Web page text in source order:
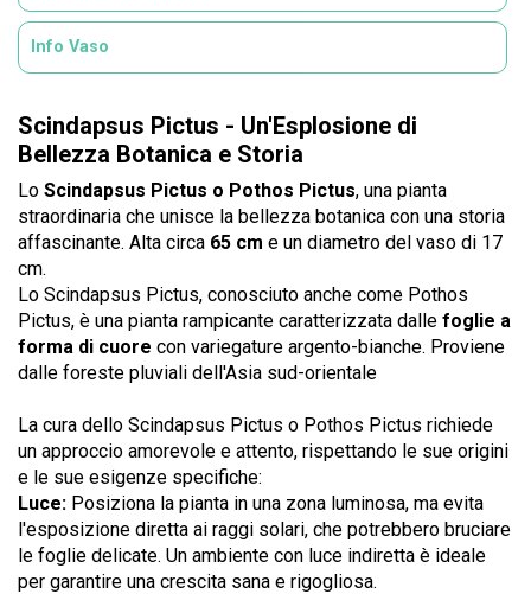
Info Vaso
Scindapsus Pictus - Un'Esplosione di
Bellezza Botanica e Storia
Lo Scindapsus Pictus o Pothos Pictus, una pianta
straordinaria che unisce la bellezza botanica con una storia
affascinante. Alta circa 65 cm e un diametro del vaso di 17
cm.
Lo Scindapsus Pictus, conosciuto anche come Pothos
Pictus, è una pianta rampicante caratterizzata dalle foglie a
forma di cuore con variegature argento-bianche. Proviene
dalle foreste pluviali dell'Asia sud-orientale
La cura dello Scindapsus Pictus o Pothos Pictus richiede
un approccio amorevole e attento, rispettando le sue origini
e le sue esigenze specifiche:
Luce: Posiziona la pianta in una zona luminosa, ma evita
l'esposizione diretta ai raggi solari, che potrebbero bruciare
le foglie delicate. Un ambiente con luce indiretta è ideale
per garantire una crescita sana e rigogliosa.